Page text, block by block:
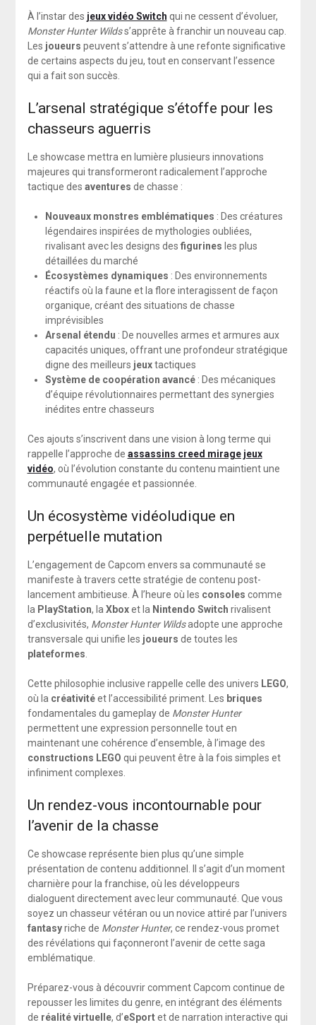
À l’instar des jeux vidéo Switch qui ne cessent d’évoluer,
Monster Hunter Wildss’apprête à franchir un nouveau cap.
Les joueurs peuvent s’attendre à une refonte significative
de certains aspects du jeu, tout en conservant l’essence
qui a fait son succès.
L’arsenal stratégique s’étoffe pour les
chasseurs aguerris
Le showcase mettra en lumière plusieurs innovations
majeures qui transformeront radicalement l’approche
tactique des aventures de chasse :
Nouveaux monstres emblématiques : Des créatures
légendaires inspirées de mythologies oubliées,
rivalisant avec les designs des figurines les plus
détaillées du marché
Écosystèmes dynamiques : Des environnements
réactifs où la faune et la flore interagissent de façon
organique, créant des situations de chasse
imprévisibles
Arsenal étendu : De nouvelles armes et armures aux
capacités uniques, offrant une profondeur stratégique
digne des meilleurs jeuxtactiques
Système de coopération avancé: Des mécaniques
d’équipe révolutionnaires permettant des synergies
inédites entre chasseurs
Ces ajouts s’inscrivent dans une vision à long terme qui
rappelle l’approche de assassins creed mirage jeux
vidéo, où l’évolution constante du contenu maintient une
communauté engagée et passionnée.
Un écosystème vidéoludique en
perpétuelle mutation
L’engagement de Capcom envers sa communauté se
manifeste à travers cette stratégie de contenu post-
lancement ambitieuse. À l’heure où les consoles comme
la PlayStation, laXboxet la Nintendo Switch rivalisent
d’exclusivités, Monster Hunter Wildsadopte une approche
transversale qui unifie les joueurs de toutes les
plateformes.
Cette philosophie inclusive rappelle celle des univers LEGO,
où la créativitéet l’accessibilité priment. Les briques
fondamentales du gameplay de Monster Hunter
permettent une expression personnelle tout en
maintenant une cohérence d’ensemble, à l’image des
constructions LEGO qui peuvent être à la fois simples et
infiniment complexes.
Un rendez-vous incontournable pour
l’avenir de la chasse
Ce showcase représente bien plus qu’une simple
présentation de contenu additionnel. Il s’agit d’un moment
charnière pour la franchise, où les développeurs
dialoguent directement avec leur communauté. Que vous
soyez un chasseur vétéran ou un novice attiré par l’univers
fantasyriche de Monster Hunter, ce rendez-vous promet
des révélations qui façonneront l’avenir de cette saga
emblématique.
Préparez-vous à découvrir comment Capcom continue de
repousser les limites du genre, en intégrant des éléments
de réalité virtuelle, d’eSportet de narration interactive qui